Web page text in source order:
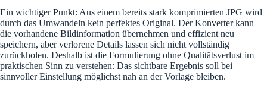
Ein wichtiger Punkt: Aus einem bereits stark komprimierten JPG wird
durch das Umwandeln kein perfektes Original. Der Konverter kann
die vorhandene Bildinformation übernehmen und effizient neu
speichern, aber verlorene Details lassen sich nicht vollständig
zurückholen. Deshalb ist die Formulierung ohne Qualitätsverlust im
praktischen Sinn zu verstehen: Das sichtbare Ergebnis soll bei
sinnvoller Einstellung möglichst nah an der Vorlage bleiben.